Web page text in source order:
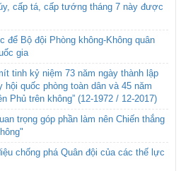
cấp tá, cấp tướng tháng 7 này được
để Bộ đội Phòng không-Không quân
gia
tinh kỷ niệm 73 năm ngày thành lập
quốc phòng toàn dân và 45 năm
Phủ trên không” (12-1972 / 12-2017)
trọng góp phần làm nên Chiến thắng
chống phá Quân đội của các thế lực